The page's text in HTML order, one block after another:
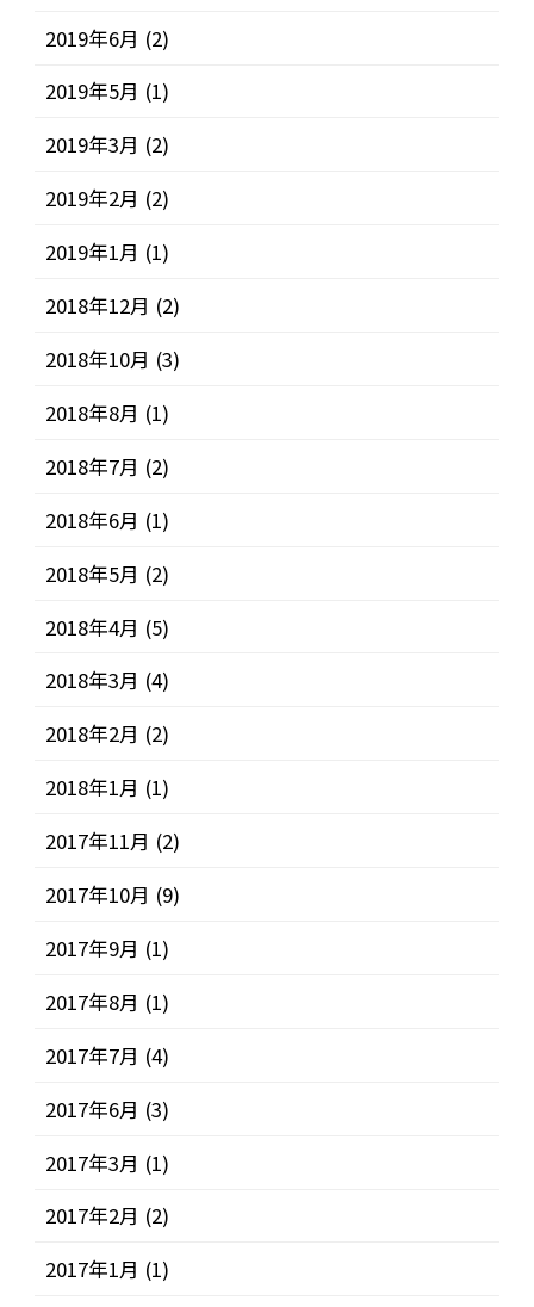
2019年6月 (2)
2019年5月 (1)
2019年3月 (2)
2019年2月 (2)
2019年1月 (1)
2018年12月 (2)
2018年10月 (3)
2018年8月 (1)
2018年7月 (2)
2018年6月 (1)
2018年5月 (2)
2018年4月 (5)
2018年3月 (4)
2018年2月 (2)
2018年1月 (1)
2017年11月 (2)
2017年10月 (9)
2017年9月 (1)
2017年8月 (1)
2017年7月 (4)
2017年6月 (3)
2017年3月 (1)
2017年2月 (2)
2017年1月 (1)